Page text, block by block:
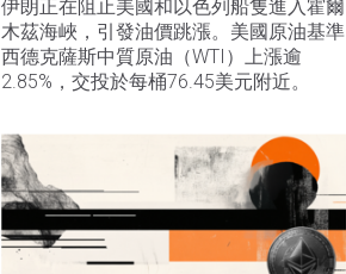
伊朗正在阻止美國和以色列船隻進入霍爾
木茲海峽，引發油價跳漲。美國原油基準
西德克薩斯中質原油（WTI）上漲逾
2.85%，交投於每桶76.45美元附近。